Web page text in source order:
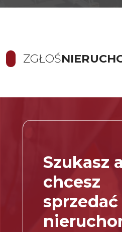
ZGŁOŚ
Szukasz
chcesz
sprzedać